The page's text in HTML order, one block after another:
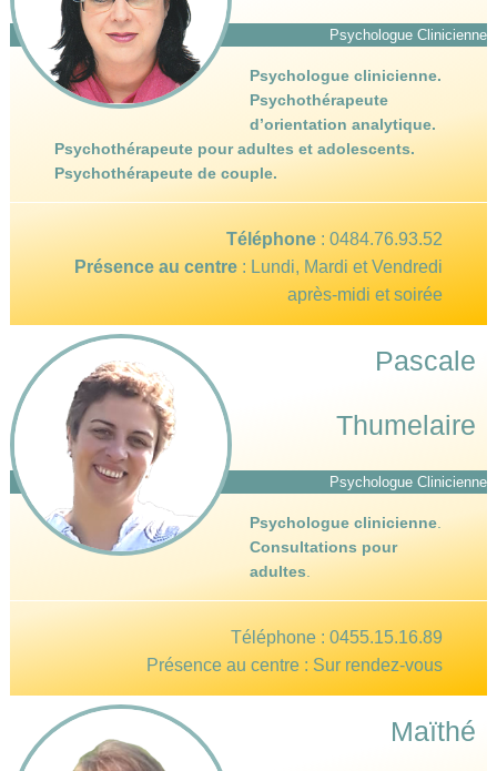
Psychologue Clinicienne
Psychologue clinicienne.
Psychothérapeute
d’orientation analytique.
Psychothérapeute pour adultes et adolescents.
Psychothérapeute de couple.
Téléphone : 0484.76.93.52
Présence au centre : Lundi, Mardi et Vendredi
après-midi et soirée
Pascale
Thumelaire
Psychologue Clinicienne
Psychologue clinicienne
Consultations pour
adultes
Téléphone : 0455.15.16.89
Présence au centre : Sur rendez-vous
Maïthé